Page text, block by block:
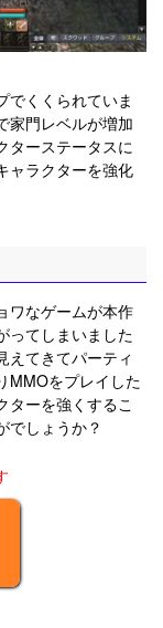
でくくられていま
家門レベルが増加
ターステータスに
ャラクターを強化
ワなゲームが本作
ってしまいました
えてきてパーティ
MMOをプレイした
ターを強くするこ
でしょうか？